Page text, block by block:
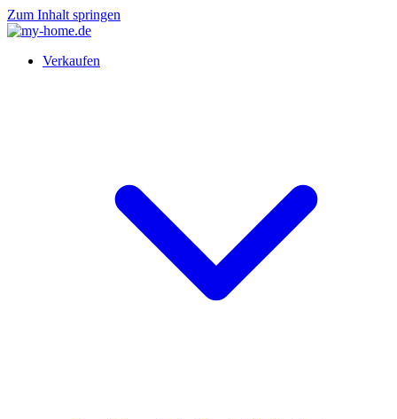
Zum Inhalt springen
Verkaufen